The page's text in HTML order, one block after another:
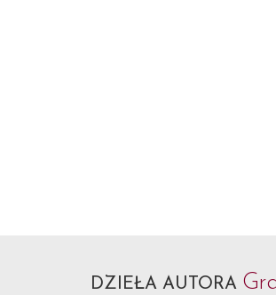
DZIEŁA AUTORA